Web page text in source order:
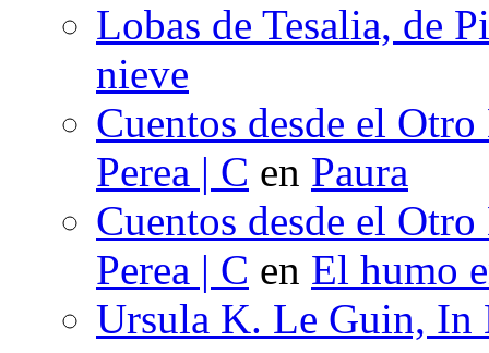
Lobas de Tesalia, de
nieve
Cuentos desde el
Perea | C en Paura
Cuentos desde el
Perea | C en El humo
Ursula K. Le Guin, In